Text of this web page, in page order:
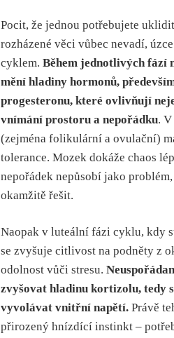
Pocit, že jednou potřebujete
rozházené věci vůbec nevadí,
cyklem. Během jednotlivých fází
mění hladiny hormonů,
progesteronu, které ovlivňují
vnímání prostoru a nepořádku.
(zejména folikulární a ovulační)
tolerance. Mozek dokáže chaos
nepořádek nepůsobí jako
okamžitě řešit.
Naopak v luteální fázi cyklu, kdy
se zvyšuje citlivost na podněty z
odolnost vůči stresu.
zvyšovat hladinu kortizolu, tedy
vyvolávat vnitřní napětí. Právě
přirozený hnízdící instinkt –